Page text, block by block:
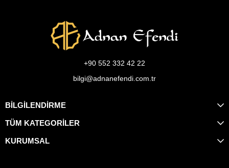
+90 552 332 42 22
bilgi@adnanefendi.com.tr
BİLGİLENDİRME
TÜM KATEGORİLER
KURUMSAL